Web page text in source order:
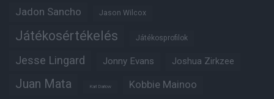
Jadon Sancho Jason Wilcox
Játékosértékelés Játékosprofilok
Jesse Lingard Jonny Evans Joshua Zirkzee
Juan Mata Karl Darlow Kobbie Mainoo